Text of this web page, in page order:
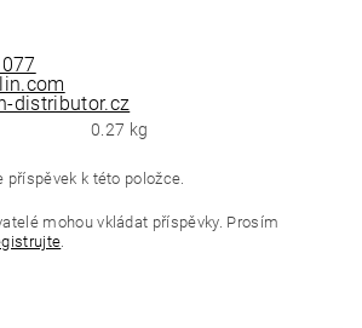
distributor.cz
0.27 kg
příspěvek k této položce.
mohou vkládat příspěvky. Prosím
.